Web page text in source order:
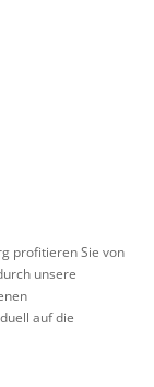
profitieren Sie von
unsere
auf die